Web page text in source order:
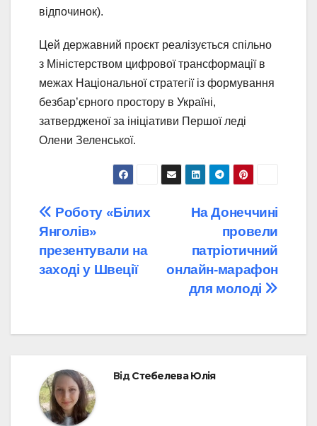
відпочинок).
Цей державний проєкт реалізується спільно
з Міністерством цифрової трансформації в
межах Національної стратегії із формування
безбар’єрного простору в Україні,
затвердженої за ініціативи Першої леді
Олени Зеленської.
Навігація
записів
На Донеччині
провели
патріотичний
онлайн-марафон
для молоді
Роботу «Білих
Янголів»
презентували на
заході у Швеції
ВідСтебелева Юлія